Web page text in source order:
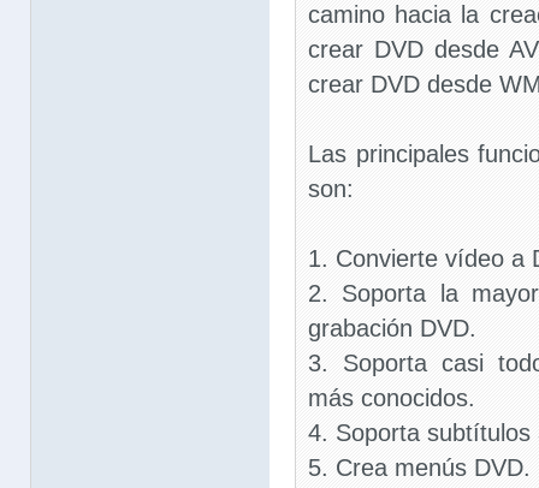
camino hacia la
crear DVD desde
crear DVD desde
Las principales
son:
1. Convierte vídeo a
2. Soporta la
grabación DVD.
3. Soporta casi
más conocidos.
4. Soporta subtítulos
5. Crea menús DVD.